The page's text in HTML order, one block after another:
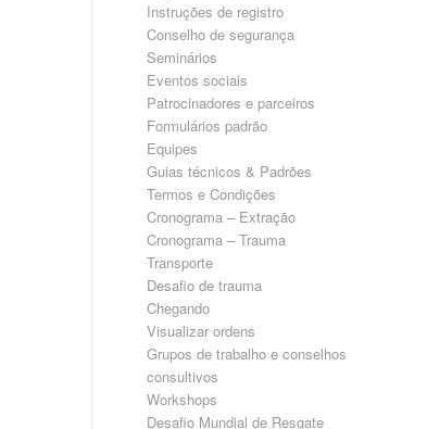
Instruções de registro
Conselho de segurança
Seminários
Eventos sociais
Patrocinadores e parceiros
Formulários padrão
Equipes
Guias técnicos & Padrões
Termos e Condições
Cronograma – Extração
Cronograma – Trauma
Transporte
Desafio de trauma
Chegando
Visualizar ordens
Grupos de trabalho e conselhos
consultivos
Workshops
Desafio Mundial de Resgate